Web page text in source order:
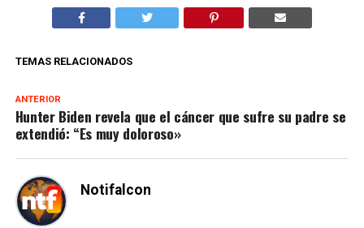
TEMAS RELACIONADOS
ANTERIOR
Hunter Biden revela que el cáncer que sufre su padre se
extendió: “Es muy doloroso»
Notifalcon